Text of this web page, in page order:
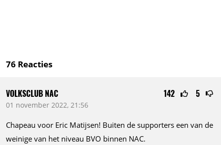
76 Reacties
142 5
VOLKSCLUB NAC
01 november 2022, 21:56
Chapeau voor Eric Matijsen! Buiten de supporters een van de
weinige van het niveau BVO binnen NAC.